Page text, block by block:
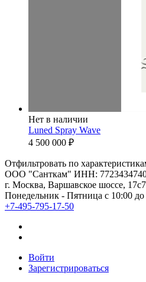
Нет в наличии
Luned Spray Wave
4 500 000 ₽
Отфильтровать по
ООО "Санткам" ИНН:
г. Москва, Варшавское шоссе, 17с7
Понедельник - Пятница с 10:00 до
+7-495-795-17-50
Войти
Зарегистрироваться